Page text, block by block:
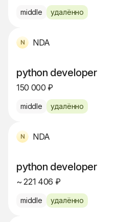
middle удалённо
NDA
python developer
150 000 ₽
middle удалённо
NDA
python developer
~ 221 406 ₽
middle удалённо